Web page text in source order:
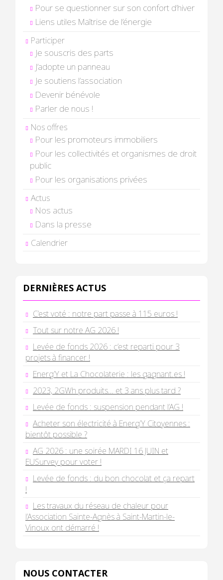
Pour se questionner sur son confort d’hiver
Liens utiles Maîtrise de l’énergie
Participer
Je souscris des parts
J’adopte un panneau
Je soutiens l’association
Devenir bénévole
Parler de nous !
Nos offres
Pour les promoteurs immobiliers
Pour les collectivités et organismes de droit
public
Pour les organisations privées
Actus
Nos actus
Dans la presse
Calendrier
DERNIÈRES ACTUS
C’est voté : notre part passe à 115 euros !
Tout sur notre AG 2026 !
Levée de fonds 2026 : c’est reparti pour 3
projets à financer !
Energ’Y et La Chocolaterie : les gagnant.es !
2023, 2GWh produits… et 3 ans plus tard ?
Levée de fonds : suspension pendant l’AG !
Acheter son électricité à Energ’Y Citoyennes :
bientôt possible ?
AG 2026 : une soirée MARDI 16 JUIN et
EUSurvey pour voter !
Levée de fonds : du bon chocolat et ça repart
!
Les travaux du réseau de chaleur pour
l’Association Sainte-Agnès à Saint-Martin-le-
Vinoux ont démarré !
NOUS CONTACTER